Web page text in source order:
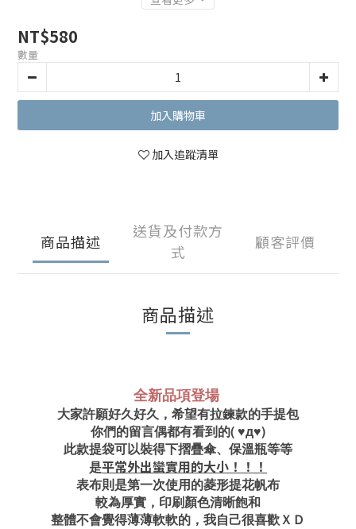
NT$580
數量
加入購物車
加入追蹤清單
商品描述
送貨及付款方
式
顧客評價
商品描述
全新品項登場
大家許願好久好久，希望有拉鍊款的手提包
你們的留言偶都有看到的( ♥д♥)
此款提袋可以裝得下摺疊傘、保溫瓶等等
是平常外出蠻實用的大小！！！
表布則是第一次使用的菱形提花帆布
較為厚實，印刷顏色清晰飽和
整體不會覺得薄薄軟軟的，我自己很喜歡ＸＤ